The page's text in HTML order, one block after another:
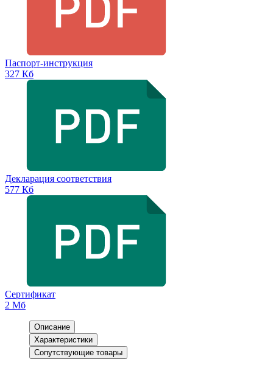
Паспорт-инструкция
327 Кб
Декларация соответствия
577 Кб
Сертификат
2 Мб
Описание
Характеристики
Сопутствующие товары